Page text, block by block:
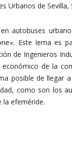
Urbanos de Sevilla,
autobuses
«. Este lema es
de Ingenieros
de la
posible de llegar
como son los
efeméride.